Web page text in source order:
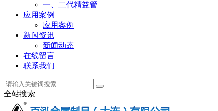
一、二代精益管
应用案例
应用案例
新闻资讯
新闻动态
在线留言
联系我们
全站搜索